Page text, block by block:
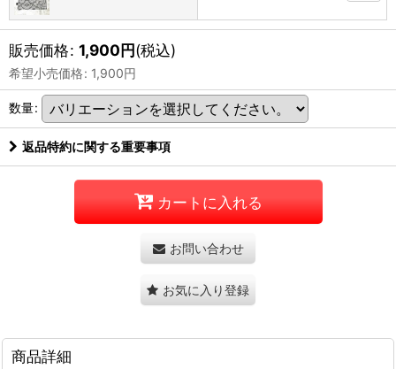
販売価格: 1,900円(税込)
希望小売価格: 1,900円
数量:
返品特約に関する重要事項
カートに入れる
お問い合わせ
お気に入り登録
商品詳細